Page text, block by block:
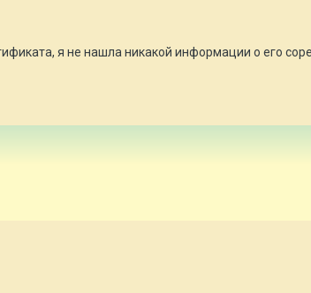
я не нашла никакой информации о его